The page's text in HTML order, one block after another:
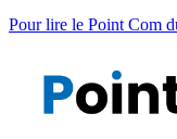
Pour lire le Point Com